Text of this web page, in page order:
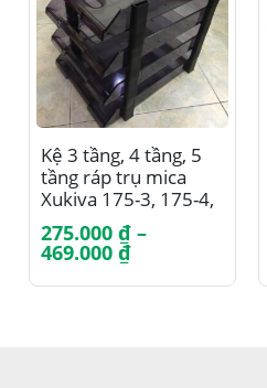
Sản phẩm này có nhiều biến thể. Các tùy chọn có thể được chọn trên trang sản phẩm
Kệ 3 tầng, 4 tầng, 5
tầng ráp trụ mica
Xukiva 175-3, 175-4,
175-5
275.000 ₫ –
469.000 ₫Khoảng
từ